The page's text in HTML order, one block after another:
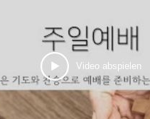
Video abspielen